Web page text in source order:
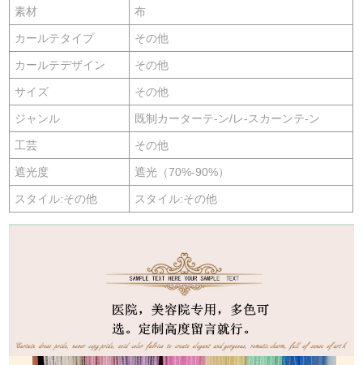
素材 布
カールテタイプ その他
カールテデザイン その他
サイズ その他
ジャンル 既制カーターテ-ン/レ-スカーンテ-ン
工芸 その他
遮光度 遮光（70%-90%）
スタイル:その他 スタイル:その他